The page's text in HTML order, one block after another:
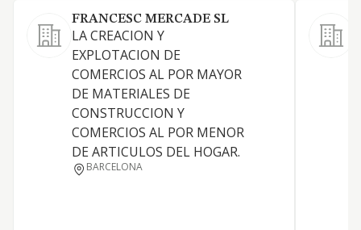
FRANCESC MERCADE SL
LA CREACION Y
EXPLOTACION DE
COMERCIOS AL POR MAYOR
DE MATERIALES DE
CONSTRUCCION Y
COMERCIOS AL POR MENOR
DE ARTICULOS DEL HOGAR.
BARCELONA